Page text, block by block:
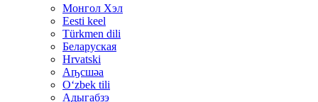
Монгол Хэл
Eesti keel
Türkmen dili
Беларуская
Hrvatski
Аҧсшәа
Oʻzbek tili
Адыгабзэ